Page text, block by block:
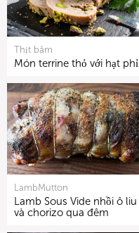
Thịt băm
Món terrine thỏ với hạt phỉ
LambMutton
Lamb Sous Vide nhồi ô liu
và chorizo qua đêm